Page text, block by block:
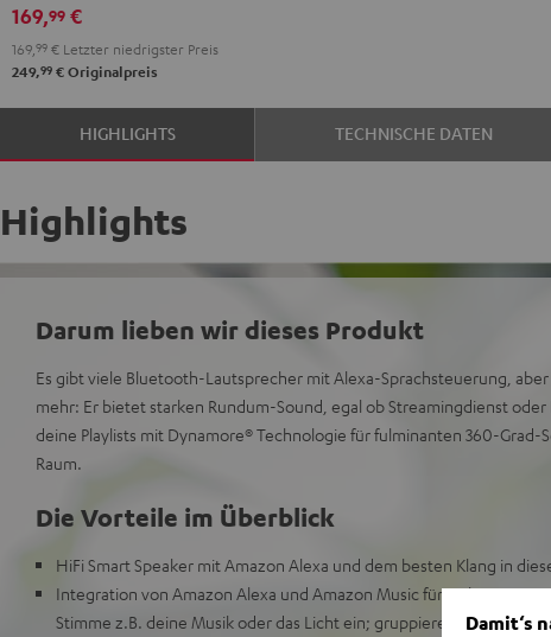
169,99 €
169, 99 € Letzter niedrigster Preis
249,99 € Originalpreis
HIGHLIGHTS TECHNISCHE DATEN
Highlights
Darum lieben wir dieses Produkt
Es gibt viele Bluetooth-Lautsprecher mit Alexa-Sprachsteuerung,
mehr: Er bietet starken Rundum-Sound, egal ob Streamingdienst
deine Playlists mit Dynamore® Technologie für fulminanten 360-Grad-
Raum.
Die Vorteile im Überblick
HiFi Smart Speaker mit Amazon Alexa und dem besten Klang in
Integration von Amazon Alexa und Amazon Music für vielseitige
Stimme z.B. deine Musik oder das Licht ein; gruppiere in der Alexa
Damit‘s